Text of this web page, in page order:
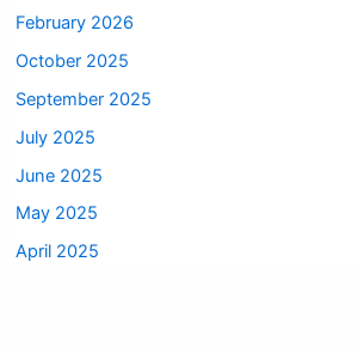
February 2026
October 2025
September 2025
July 2025
June 2025
May 2025
April 2025